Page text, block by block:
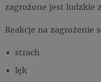
zagrożone jest ludzkie
Reakcje na zagrożenie
strach
lęk